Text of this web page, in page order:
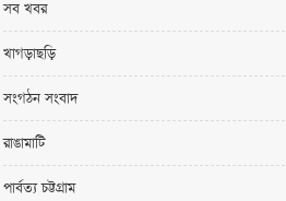
সব খবর
খাগড়াছড়ি
সংগঠন সংবাদ
রাঙামাটি
পার্বত্য চট্টগ্রাম